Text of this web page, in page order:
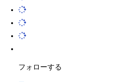
フォローする